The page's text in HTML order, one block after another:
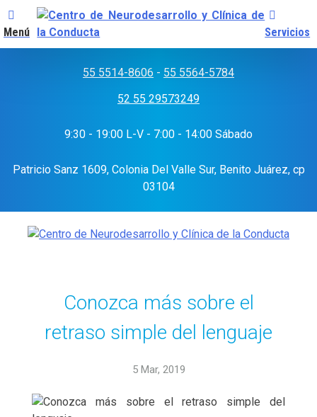
55 5514-8606 - 55 5564-5784
52 55 29573249
9:30 - 19:00 L-V - 7:00 - 14:00 Sábado
Patricio Sanz 1609, Colonia Del Valle Sur, Benito Juárez, cp
03104
Conozca más sobre el
retraso simple del lenguaje
5 Mar, 2019
Menú Servicios